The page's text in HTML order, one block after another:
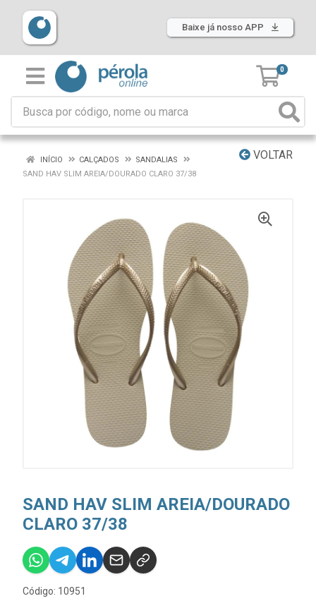
Baixe já nosso APP
0
VOLTAR
INÍCIO CALÇADOS
SANDALIAS
SAND HAV SLIM AREIA/DOURADO CLARO 37/38
SAND HAV SLIM AREIA/DOURADO
CLARO 37/38
Código: 10951